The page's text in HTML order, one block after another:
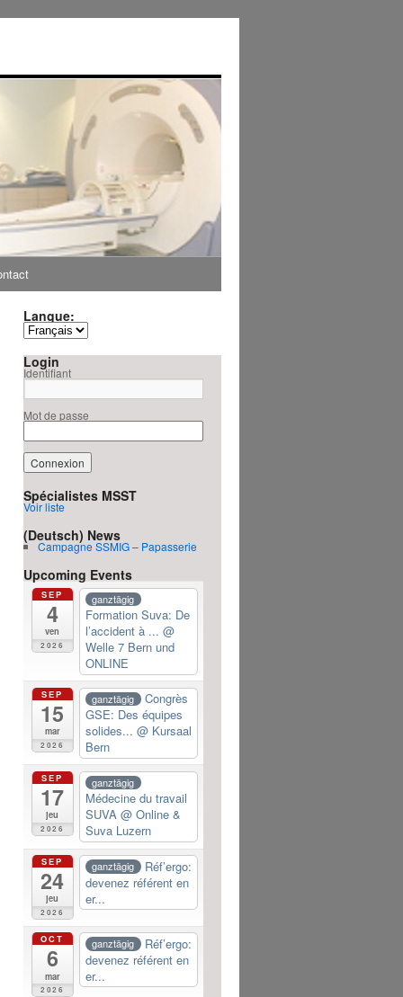
Langue:
Login
Identifiant
Mot de passe
Spécialistes MSST
Voir liste
(Deutsch) News
Campagne SSMIG – Papasserie
Upcoming Events
SEP
4
ven
2026
ganztägig
Formation Suva: De
l’accident à ... @
Welle 7 Bern und
ONLINE
SEP
15
mar
2026
ganztägig
Congrès
GSE: Des équipes
solides... @ Kursaal
Bern
SEP
17
jeu
2026
ganztägig
Médecine du travail
SUVA @ Online &
Suva Luzern
SEP
24
jeu
2026
ganztägig
Réf’ergo:
devenez référent en
er...
OCT
6
mar
2026
ganztägig
Réf’ergo:
devenez référent en
er...